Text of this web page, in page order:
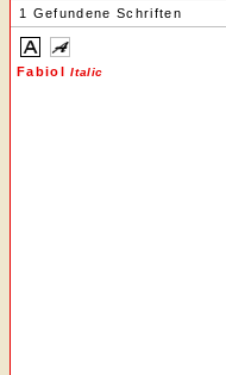
1 Gefundene Schriften
FabiolItalic